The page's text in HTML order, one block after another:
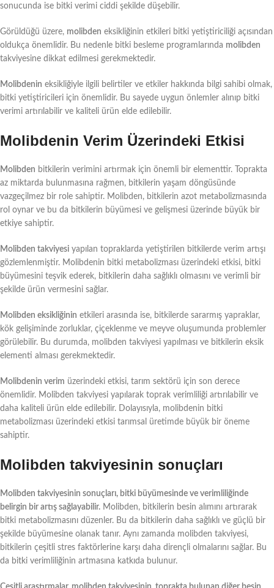
sonucunda ise bitki verimi ciddi şekilde düşebilir.
Görüldüğü üzere, molibden eksikliğinin etkileri bitki yetiştiriciliği açısından
oldukça önemlidir. Bu nedenle bitki besleme programlarında molibden
takviyesine dikkat edilmesi gerekmektedir.
Molibdenin eksikliğiyle ilgili belirtiler ve etkiler hakkında bilgi sahibi olmak,
bitki yetiştiricileri için önemlidir. Bu sayede uygun önlemler alınıp bitki
verimi artırılabilir ve kaliteli ürün elde edilebilir.
Molibdenin Verim Üzerindeki Etkisi
Molibden bitkilerin verimini artırmak için önemli bir elementtir. Toprakta
az miktarda bulunmasına rağmen, bitkilerin yaşam döngüsünde
vazgeçilmez bir role sahiptir. Molibden, bitkilerin azot metabolizmasında
rol oynar ve bu da bitkilerin büyümesi ve gelişmesi üzerinde büyük bir
etkiye sahiptir.
Molibden takviyesi yapılan topraklarda yetiştirilen bitkilerde verim artışı
gözlemlenmiştir. Molibdenin bitki metabolizması üzerindeki etkisi, bitki
büyümesini teşvik ederek, bitkilerin daha sağlıklı olmasını ve verimli bir
şekilde ürün vermesini sağlar.
Molibden eksikliğinin etkileri arasında ise, bitkilerde sararmış yapraklar,
kök gelişiminde zorluklar, çiçeklenme ve meyve oluşumunda problemler
görülebilir. Bu durumda, molibden takviyesi yapılması ve bitkilerin eksik
elementi alması gerekmektedir.
Molibdenin verim üzerindeki etkisi, tarım sektörü için son derece
önemlidir. Molibden takviyesi yapılarak toprak verimliliği artırılabilir ve
daha kaliteli ürün elde edilebilir. Dolayısıyla, molibdenin bitki
metabolizması üzerindeki etkisi tarımsal üretimde büyük bir öneme
sahiptir.
Molibden takviyesinin sonuçları
Molibden takviyesinin sonuçları, bitki büyümesinde ve verimliliğinde
belirgin bir artış sağlayabilir. Molibden, bitkilerin besin alımını artırarak
bitki metabolizmasını düzenler. Bu da bitkilerin daha sağlıklı ve güçlü bir
şekilde büyümesine olanak tanır. Aynı zamanda molibden takviyesi,
bitkilerin çeşitli stres faktörlerine karşı daha dirençli olmalarını sağlar. Bu
da bitki verimliliğinin artmasına katkıda bulunur.